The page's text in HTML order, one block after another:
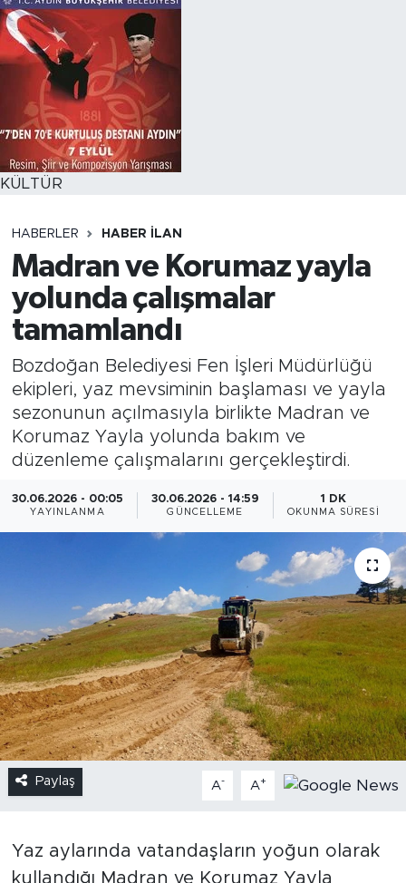
KÜLTÜR
HABERLER HABER İLAN
Madran ve Korumaz yayla
yolunda çalışmalar
tamamlandı
Bozdoğan Belediyesi Fen İşleri Müdürlüğü
ekipleri, yaz mevsiminin başlaması ve yayla
sezonunun açılmasıyla birlikte Madran ve
Korumaz Yayla yolunda bakım ve
düzenleme çalışmalarını gerçekleştirdi.
30.06.2026 - 00:05
YAYINLANMA
30.06.2026 - 14:59
GÜNCELLEME
1 DK
OKUNMA SÜRESI
Paylaş A- A+
Yaz aylarında vatandaşların yoğun olarak
kullandığı Madran ve Korumaz Yayla